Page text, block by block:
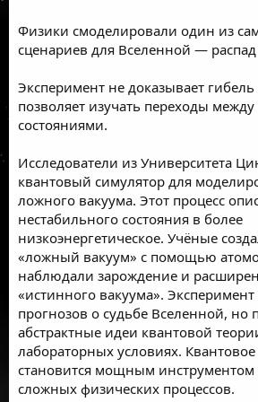
Физики смоделировали один из
сценариев для Вселенной —
Эксперимент не доказывает
позволяет изучать переходы
состояниями.
Исследователи из Университета
квантовый симулятор для
ложного вакуума. Этот процесс
нестабильного состояния в более
низкоэнергетическое. Учёные
«ложный вакуум» с помощью
наблюдали зарождение и
«истинного вакуума». Эксперимент
прогнозов о судьбе Вселенной, но
абстрактные идеи квантовой
лабораторных условиях.
становится мощным инструментом
сложных физических процессов.